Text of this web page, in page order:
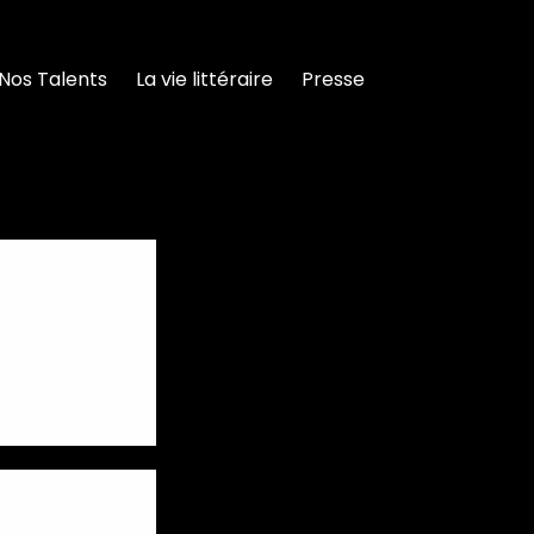
Nos Talents La vie littéraire
Presse